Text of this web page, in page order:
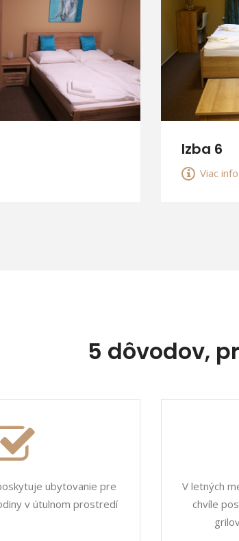
INFO
Izba 6
Viac info
5 dôvodov,
ubytovanie pre
v útulnom prostredí
V letných
chvíle